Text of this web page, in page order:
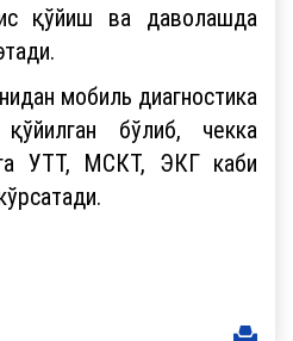
қўйиш ва даволашда
мобиль диагностика
бўлиб, чекка
УТТ, МСКТ, ЭКГ каби